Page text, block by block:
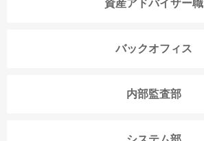
資産アドバイザー職
バックオフィス
内部監査部